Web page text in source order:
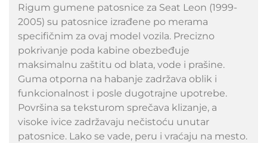
Rigum gumene patosnice za Seat Leon (1999-
2005) su patosnice izrađene po merama
specifičnim za ovaj model vozila. Precizno
pokrivanje poda kabine obezbeđuje
maksimalnu zaštitu od blata, vode i prašine.
Guma otporna na habanje zadržava oblik i
funkcionalnost i posle dugotrajne upotrebe.
Površina sa teksturom sprečava klizanje, a
visoke ivice zadržavaju nečistoću unutar
patosnice. Lako se vade, peru i vraćaju na mesto.